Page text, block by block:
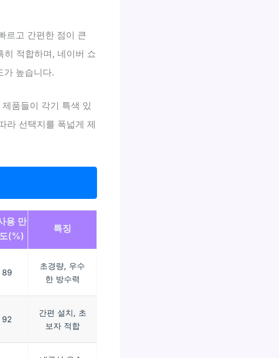
르고 간편한 점이 큰
히 적합하며, 네이버 쇼
가 높습니다.
품들이 각기 특색 있
라 선택지를 폭넓게 제
용 만
(%)
특징
89
초경량, 우수
한 방수력
92
간편 설치, 초
보자 적합